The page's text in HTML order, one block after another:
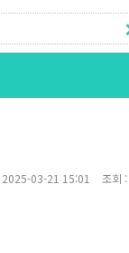
2025-03-21 15:01 조회 :